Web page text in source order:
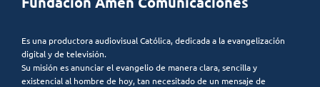
Es una productora audiovisual Católica, dedicada a la evangelización
digital y de televisión.
Su misión es anunciar el evangelio de manera clara, sencilla y
existencial al hombre de hoy, tan necesitado de un mensaje de